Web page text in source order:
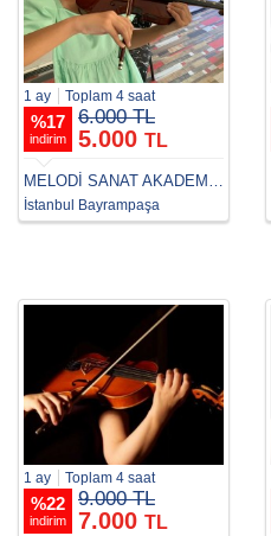
1 ay Toplam 4 saat
%17
indirim
6.000 TL
5.000 TL
MELODİ SANAT AKADEMİSİ
İstanbul Bayrampaşa
1 ay Toplam 4 saat
%22
indirim
9.000 TL
7.000 TL